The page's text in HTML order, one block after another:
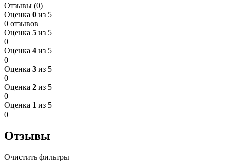
Отзывы (0)
Оценка 0 из 5
0 отзывов
Оценка 5 из 5
0
Оценка 4 из 5
0
Оценка 3 из 5
0
Оценка 2 из 5
0
Оценка 1 из 5
0
Отзывы
Очистить фильтры